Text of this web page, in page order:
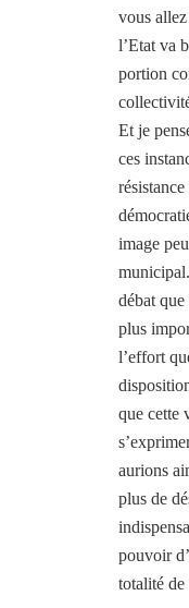
vous
l’Etat va
portion
Et je
ces
image
débat
plus
l’effort
que cette
aurions
plus de
pouvoir
totalité de